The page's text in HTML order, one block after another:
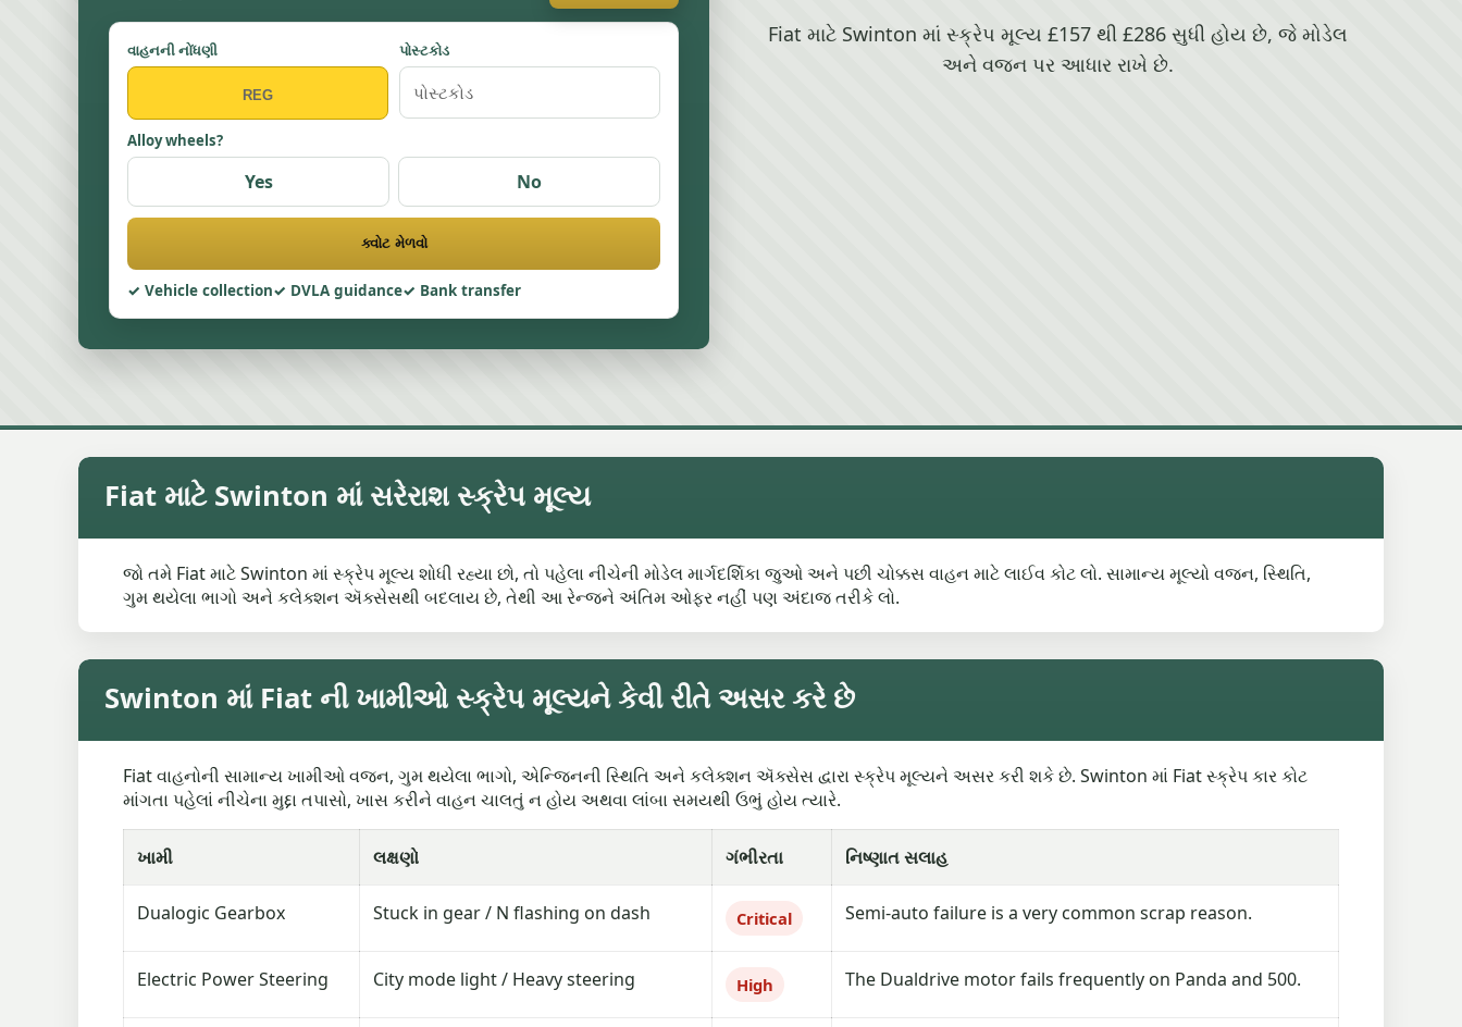
વાહનની નોંધણી પોસ્ટકોડ
Alloy wheels?
Yes No
ક્વોટ મેળવો
Vehicle collection DVLA guidance Bank transfer
Fiat માટે Swinton માં સ્ક્રેપ મૂલ્ય £157 થી £286 સુધી હોય છે, જે મોડેલ
અને વજન પર આધાર રાખે છે.
Fiat માટે Swinton માં સરેરાશ સ્ક્રેપ મૂલ્ય
જો તમે Fiat માટે Swinton માં સ્ક્રેપ મૂલ્ય શોધી રહ્યા છો, તો પહેલા નીચેની મોડેલ માર્ગદર્શિકા જુઓ અને પછી ચોક્કસ વાહન માટે લાઈવ કોટ લો. સામાન્ય મૂલ્યો વજન, સ્થિતિ,
ગુમ થયેલા ભાગો અને કલેક્શન ઍક્સેસથી બદલાય છે, તેથી આ રેન્જને અંતિમ ઓફર નહીં પણ અંદાજ તરીકે લો.
Swinton માં Fiat ની ખામીઓ સ્ક્રેપ મૂલ્યને કેવી રીતે અસર કરે છે
Fiat વાહનોની સામાન્ય ખામીઓ વજન, ગુમ થયેલા ભાગો, એન્જિનની સ્થિતિ અને કલેક્શન ઍક્સેસ દ્વારા સ્ક્રેપ મૂલ્યને અસર કરી શકે છે. Swinton માં Fiat સ્ક્રેપ કાર કોટ
માંગતા પહેલાં નીચેના મુદ્દા તપાસો, ખાસ કરીને વાહન ચાલતું ન હોય અથવા લાંબા સમયથી ઉભું હોય ત્યારે.
ખામી લક્ષણો ગંભીરતા નિષ્ણાત સલાહ
Dualogic Gearbox Stuck in gear / N flashing on dash Critical Semi-auto failure is a very common scrap reason.
Electric Power Steering City mode light / Heavy steering High The Dualdrive motor fails frequently on Panda and 500.